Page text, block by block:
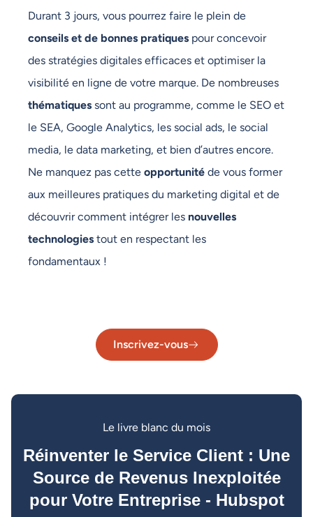
Durant 3 jours, vous pourrez faire le plein de
conseils et de bonnes pratiques pour concevoir
des stratégies digitales efficaces et optimiser la
visibilité en ligne de votre marque. De nombreuses
thématiques sont au programme, comme le SEO et
le SEA, Google Analytics, les social ads, le social
media, le data marketing, et bien d’autres encore.
Ne manquez pas cette opportunité de vous former
aux meilleures pratiques du marketing digital et de
découvrir comment intégrer les nouvelles
technologies tout en respectant les
fondamentaux !
Inscrivez-vous
Le livre blanc du mois
Réinventer le Service Client : Une
Source de Revenus Inexploitée
pour Votre Entreprise - Hubspot